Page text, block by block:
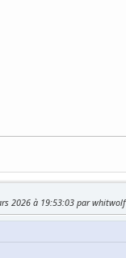
2026 à 19:53:03 par whitwolf